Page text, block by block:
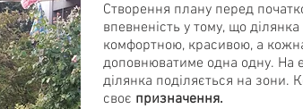
Створення плану перед
впевненість у тому, що ділянка
комфортною, красивою, а
доповнюватиме одна одну. На
ділянка поділяється на зони.
своє призначення.